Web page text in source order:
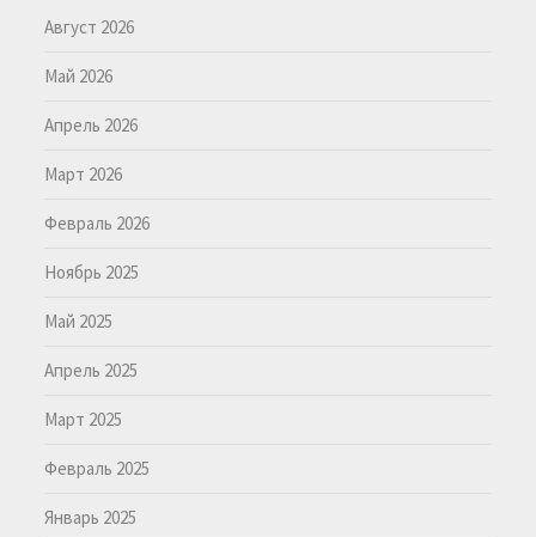
Август 2026
Май 2026
Апрель 2026
Март 2026
Февраль 2026
Ноябрь 2025
Май 2025
Апрель 2025
Март 2025
Февраль 2025
Январь 2025